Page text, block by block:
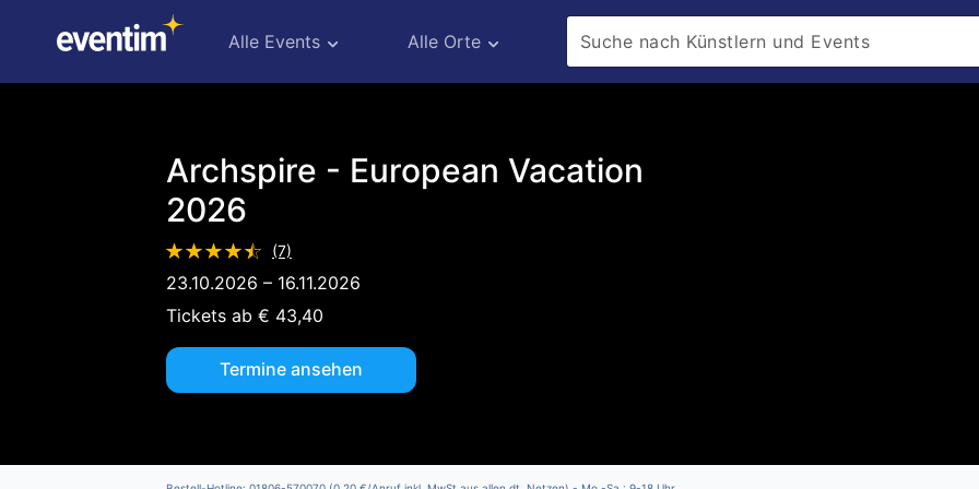
Alle Events Alle Orte
Vacation
2026
Archspire - European Vacation
2026
(7)
23.10.2026 – 16.11.2026
Tickets ab € 43,40
Termine ansehen